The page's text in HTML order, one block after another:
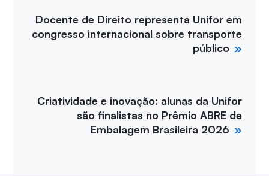
Docente de Direito representa Unifor em
congresso internacional sobre transporte
público
Criatividade e inovação: alunas da Unifor
são finalistas no Prêmio ABRE de
Embalagem Brasileira 2026